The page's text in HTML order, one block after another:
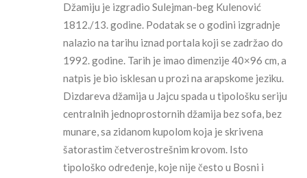
Džamiju je izgradio Sulejman-beg Kulenović
1812./13. godine. Podatak se o godini izgradnje
nalazio na tarihu iznad portala koji se zadržao do
1992. godine. Tarih je imao dimenzije 40×96 cm, a
natpis je bio isklesan u prozi na arapskome jeziku.
Dizdareva džamija u Jajcu spada u tipološku seriju
centralnih jednoprostornih džamija bez sofa, bez
munare, sa zidanom kupolom koja je skrivena
šatorastim četverostrešnim krovom. Isto
tipološko određenje, koje nije često u Bosni i